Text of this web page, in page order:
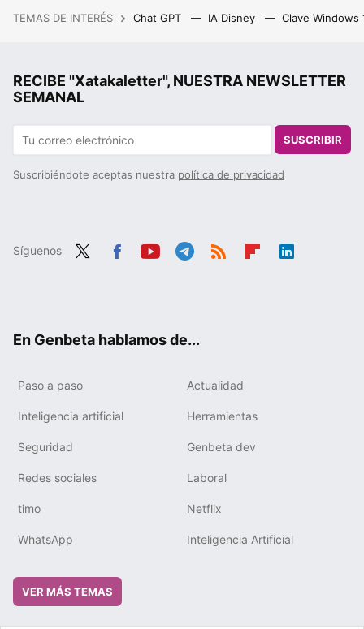
TEMAS DE INTERÉS Chat GPT IA Disney Clave Windows
RECIBE "Xatakaletter", NUESTRA NEWSLETTER
SEMANAL
SUSCRIBIR
Suscribiéndote aceptas nuestra política de privacidad
Síguenos
En Genbeta hablamos de...
Paso a paso Actualidad
Inteligencia artificial Herramientas
Seguridad Genbeta dev
Redes sociales Laboral
timo Netflix
WhatsApp Inteligencia Artificial
VER MÁS TEMAS